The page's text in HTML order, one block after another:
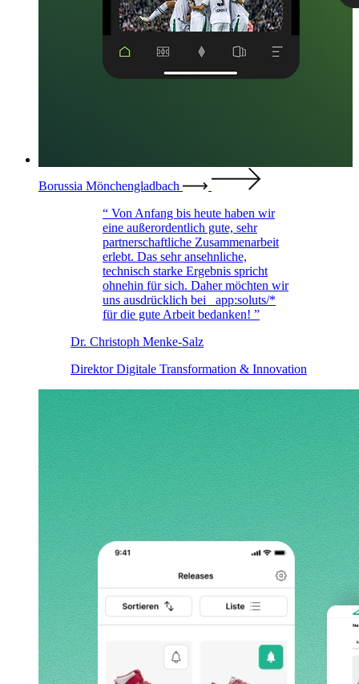
Borussia Mönchengladbach
Von Anfang bis heute haben wir
eine außerordentlich gute, sehr
partnerschaftliche Zusammenarbeit
erlebt. Das sehr ansehnliche,
technisch starke Ergebnis spricht
ohnehin für sich. Daher möchten wir
uns ausdrücklich bei
_app:soluts/*
für die gute Arbeit bedanken!
Dr. Christoph Menke-Salz
Direktor Digitale Transformation & Innovation